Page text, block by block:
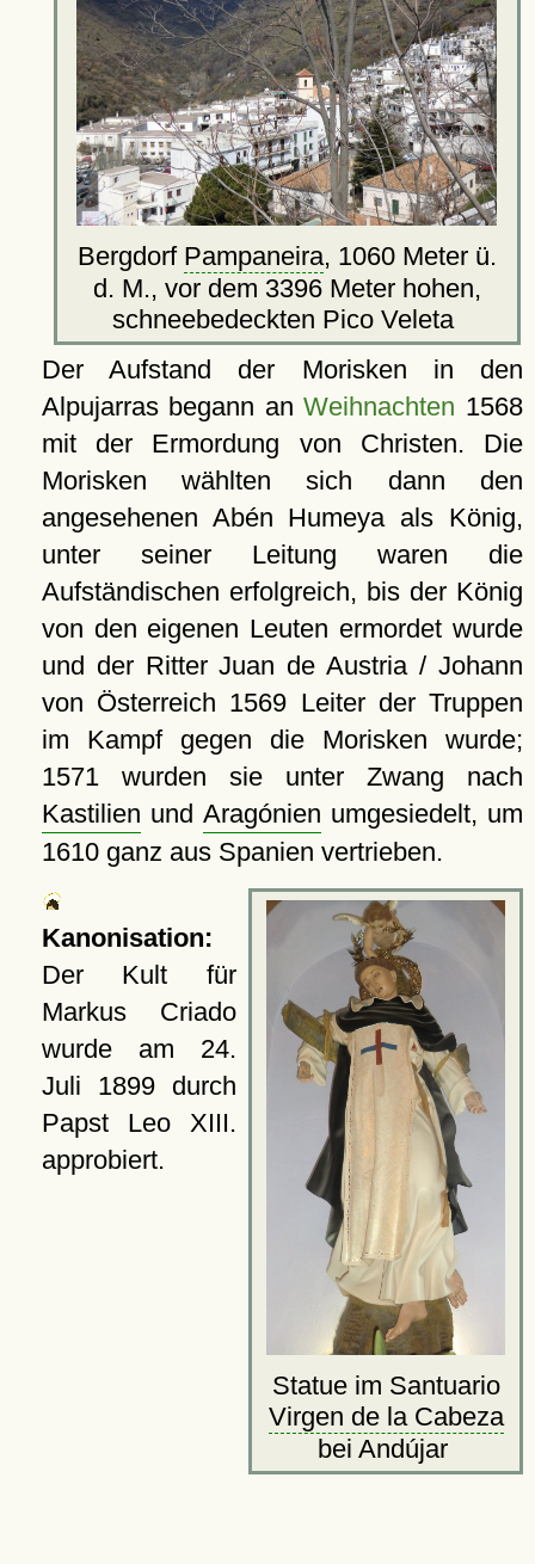
Bergdorf Pampaneira, 1060 Meter ü.
d. M., vor dem 3396 Meter hohen,
schneebedeckten Pico Veleta
Der Aufstand der Morisken in den
Alpujarras begann anWeihnachten 1568
mit der Ermordung von Christen. Die
Morisken wählten sich dann den
angesehenen Abén Humeya als König,
unter seiner Leitung waren die
Aufständischen erfolgreich, bis der König
von den eigenen Leuten ermordet wurde
und der Ritter Juan de Austria / Johann
von Österreich 1569 Leiter der Truppen
im Kampf gegen die Morisken wurde;
1571 wurden sie unter Zwang nach
Kastilien und Aragónien umgesiedelt, um
1610 ganz aus Spanien vertrieben.
Statue im Santuario
Virgen de la Cabeza
bei Andújar
Kanonisation:
Der Kult für
Markus Criado
wurde am 24.
Juli 1899durch
Papst Leo XIII.
approbiert.